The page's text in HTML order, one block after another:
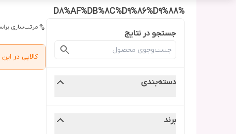
%D8%AF%DB%8C%D9%86%D9%88
جستجو در نتایج
دسته‌بندی
برند
مرتب‌سازی
کالایی در